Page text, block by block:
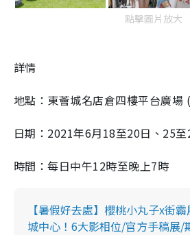
點擊圖片放大
詳情
地點：東薈城名店倉四樓平台廣場
日期：2021年6月18至20日、25
時間：每日中午12時至晚上7時
【暑假好去處】櫻桃小丸子x街
城中心！6大影相位/官方手稿展/